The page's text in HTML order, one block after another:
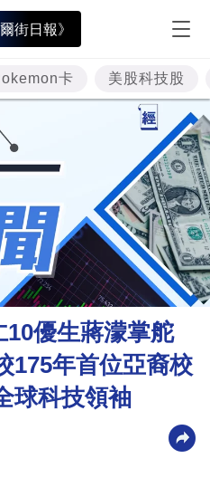
街日報》
卡 美股科技股
10優生蔣濛掌舵
175年首位亞裔校
球科技領袖